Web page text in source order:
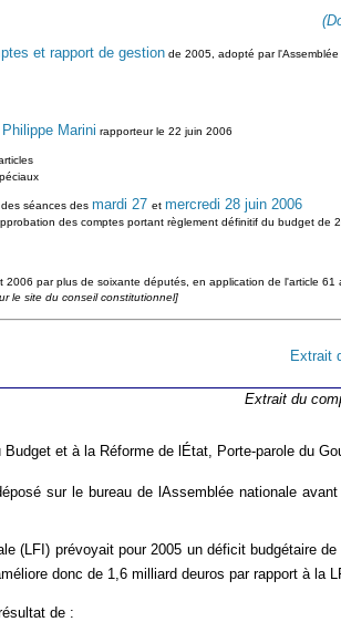
et rapport de gestionde 2005, adopté par
Philippe Marini rapporteur le 22 juin 2006
séances des mardi 27 et mercredi 28 juin 2006
des comptes portant règlement définitif du budget de
2006 par plus de soixante députés, en application de l'article 61
le site du conseil constitutionnel]
Extrait
Extrait du
et à la Réforme de lÉtat, Porte-parole du
sur le bureau de lAssemblée nationale
(LFI) prévoyait pour 2005 un déficit budgétaire de
donc de 1,6 milliard deuros par rapport à la
de :